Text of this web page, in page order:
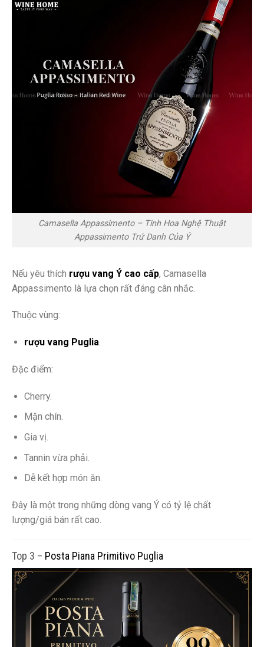
Camasella Appassimento – Tinh Hoa Nghệ Thuật
Appassimento Trứ Danh Của Ý
Nếu yêu thích rượu vang Ý cao cấp, Camasella
Appassimento là lựa chọn rất đáng cân nhắc.
Thuộc vùng:
rượu vang Puglia.
Đặc điểm:
Cherry.
Mận chín.
Gia vị.
Tannin vừa phải.
Dễ kết hợp món ăn.
Đây là một trong những dòng vang Ý có tỷ lệ chất
lượng/giá bán rất cao.
Top 3 – Posta Piana Primitivo Puglia